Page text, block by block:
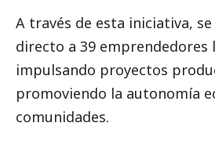
A través de esta iniciativa,
directo a 39 emprendedores
impulsando proyectos
promoviendo la autonomía
comunidades.